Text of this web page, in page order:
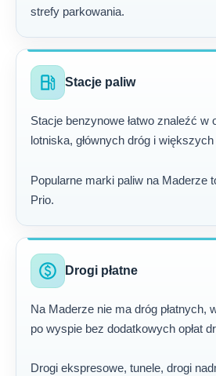
strefy parkowania.
local_gas_station Stacje paliw
Stacje benzynowe łatwo znaleźć w
lotniska, głównych dróg i
Popularne marki paliw na Maderze
Prio.
paid Drogi płatne
Na Maderze nie ma dróg płatnych,
po wyspie bez dodatkowych opłat
Drogi ekspresowe, tunele, drogi